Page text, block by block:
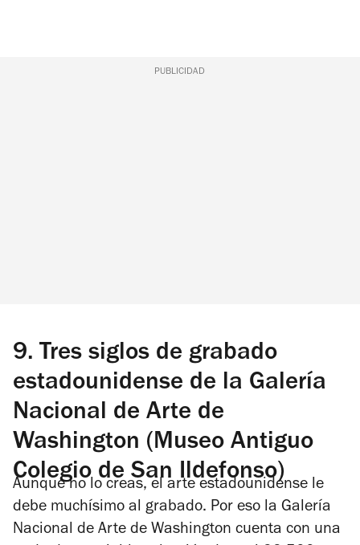
PUBLICIDAD
9. Tres siglos de grabado
estadounidense de la Galería
Nacional de Arte de
Washington (Museo Antiguo
Colegio de San Ildefonso)
Aunque no lo creas, el arte estadounidense le
debe muchísimo al grabado. Por eso la Galería
Nacional de Arte de Washington cuenta con una